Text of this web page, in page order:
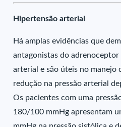
Hipertensão arterial
Há amplas evidências que
antagonistas do
arterial e são úteis no manejo
redução na pressão arterial
Os pacientes com uma
180/100 mmHg apresentam